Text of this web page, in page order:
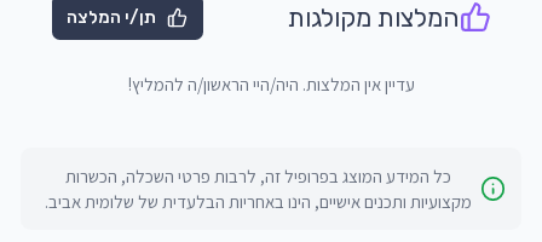
המלצות מקולגות תן/י המלצה
עדיין אין המלצות. היה/היי הראשון/ה להמליץ!
כל המידע המוצג בפרופיל זה, לרבות פרטי השכלה, הכשרות
מקצועיות ותכנים אישיים, הינו באחריות הבלעדית של שלומית אביב.